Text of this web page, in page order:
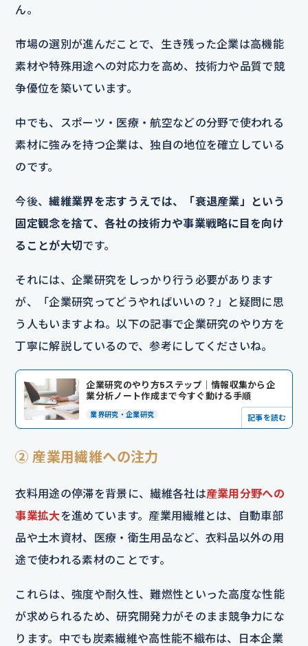
ん。
市場の選別が進んだことで、生き残った企業は高機能
素材や特殊用途への対応力を高め、技術力や品質で競
争優位を築いています。
中でも、スポーツ・医療・航空などの分野で使われる
素材に強みを持つ企業は、独自の地位を確立している
のです。
今後、繊維業界を志すうえでは、「衰退産業」という
固定観念を捨て、各社の技術力や事業戦略に目を向け
ることが大切です。
それには、企業研究をしっかり行う必要があります
が、「企業研究ってどうやればいいの？」と疑問に思
う人もいますよね。以下の記事で企業研究のやり方を
丁寧に解説しているので、参考にしてくださいね。
企業研究のやり方5ステップ｜情報収集から企
業分析ノート作成まで今すぐ動ける手順
業界研究・企業研究 記事を読む
② 産業用繊維への注力
衣料用途の停滞を背景に、繊維各社は産業用分野への
事業拡大を進めています。産業用繊維とは、自動車部
品や土木資材、医療・衛生用品など、衣料品以外の用
途で使われる素材のことです。
これらは、強度や耐久性、難燃性といった高度な性能
が求められるため、研究開発力がそのまま競争力にな
ります。中でも炭素繊維や高性能不織布は、日本企業